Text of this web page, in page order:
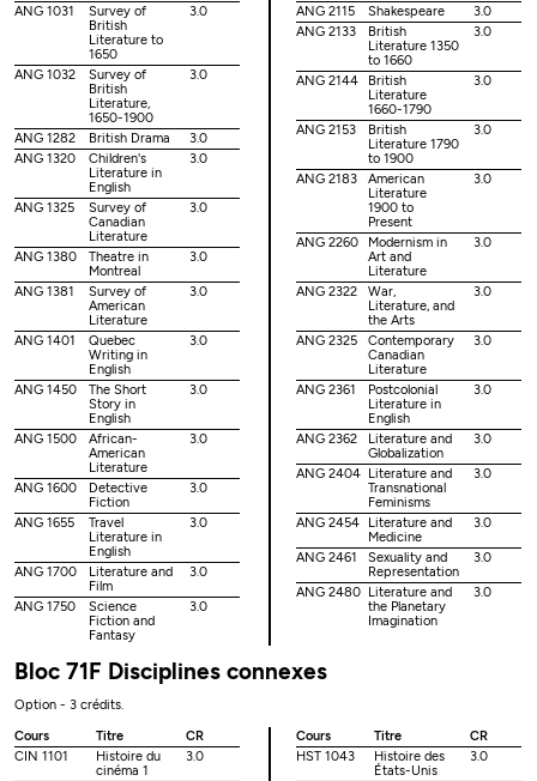
ANG 1031
Survey of
British
Literature to
1650
3.0
ANG 1032
Survey of
British
Literature,
1650-1900
3.0
ANG 1282 British Drama
3.0
ANG 1320
Children's
Literature in
English
3.0
ANG 1325
Survey of
Canadian
Literature
3.0
ANG 1380
Theatre in
Montreal
3.0
ANG 1381
Survey of
American
Literature
3.0
ANG 1401
Quebec
Writing in
English
3.0
ANG 1450
The Short
Story in
English
3.0
ANG 1500
African-
American
Literature
3.0
ANG 1600
Detective
Fiction
3.0
ANG 1655
Travel
Literature in
English
3.0
ANG 1700
Literature and
Film
3.0
ANG 1750
Science
Fiction and
Fantasy
3.0
ANG 2115 Shakespeare
3.0
ANG 2133
British
Literature 1350
to 1660
3.0
ANG 2144
British
Literature
1660-1790
3.0
ANG 2153
British
Literature 1790
to 1900
3.0
ANG 2183
American
Literature
1900 to
Present
3.0
ANG 2260
Modernism in
Art and
Literature
3.0
ANG 2322
War,
Literature, and
the Arts
3.0
ANG 2325
Contemporary
Canadian
Literature
3.0
ANG 2361
Postcolonial
Literature in
English
3.0
ANG 2362
Literature and
Globalization
3.0
ANG 2404 Literature and
Transnational
Feminisms
3.0
ANG 2454
Literature and
Medicine
3.0
ANG 2461
Sexuality and
Representation
3.0
ANG 2480 Literature and
the Planetary
Imagination
3.0
Bloc 71F Disciplines connexes
Option - 3 crédits.
Cours
Titre
CR
CIN 1101
Histoire du
cinéma 1
3.0
Cours Titre
CR
HST 1043
Histoire des
États-Unis
3.0